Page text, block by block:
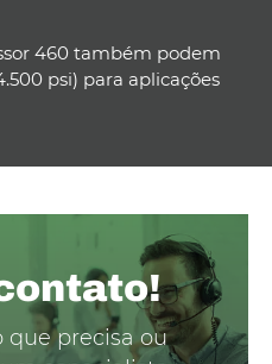
460 também podem
psi) para aplicações
que precisa ou